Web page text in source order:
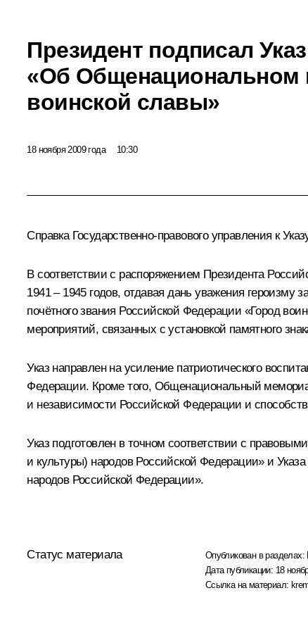
Президент подписал Указ
«Об Общенациональном
воинской славы»
18 ноября 2009 года 10:30
Справка Государственно-правового управления к
В соответствии с распоряжением Президента
1941 – 1945 годов, отдавая дань уважения героизму
почётного звания Российской Федерации «Город
мероприятий, связанных с установкой памятного
Указ направлен на усиление патриотического
Федерации. Кроме того, Общенациональный
и независимости Российской Федерации и
Указ подготовлен в точном соответствии с
и культуры) народов Российской Федерации» и
народов Российской Федерации».
Статус материала Опубликован в разделах:
Дата публикации: 18
Ссылка на материал: